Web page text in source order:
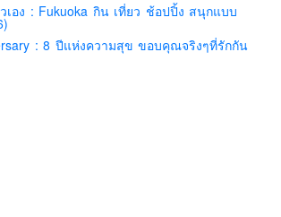
เอง : Fukuoka กิน เที่ยว ช้อปปิ้ง สนุกแบบ
: 8 ปีแห่งความสุข ขอบคุณจริงๆที่รักกัน